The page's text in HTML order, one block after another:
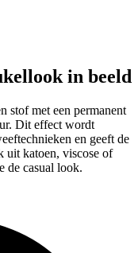
in beeld
stof met een permanent
Dit effect wordt
en geeft de
uit katoen, viscose of
de casual look.